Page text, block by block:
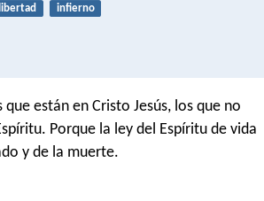
libertad infierno
están en Cristo Jesús, los que no
Porque la ley del Espíritu de vida
y de la muerte.